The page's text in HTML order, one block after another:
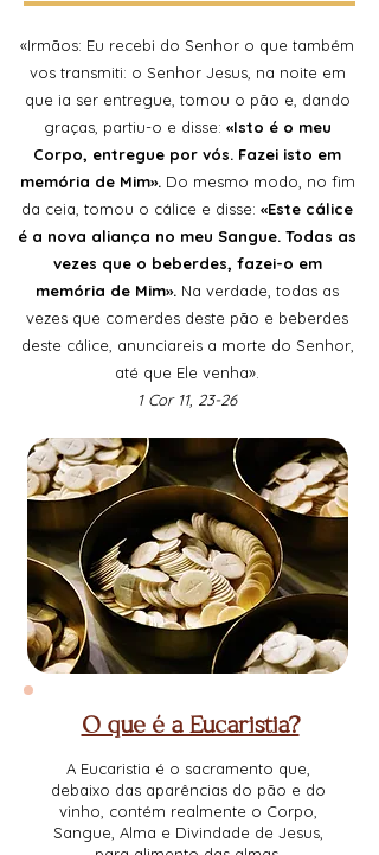
«Irmãos: Eu recebi do Senhor o que também
vos transmiti: o Senhor Jesus, na noite em
que ia ser entregue, tomou o pão e, dando
graças, partiu-o e disse: «Isto é o meu
Corpo, entregue por vós. Fazei isto em
memória de Mim».Do mesmo modo, no fim
da ceia, tomou o cálice e disse: «Este cálice
é a nova aliança no meu Sangue. Todas as
vezes que o beberdes, fazei-o em
memória de Mim». Na verdade, todas as
vezes que comerdes deste pão e beberdes
deste cálice, anunciareis a morte do Senhor,
até que Ele venha».
1 Cor 11, 23-26
O que é a Eucaristia?
A Eucaristia é o sacramento que,
debaixo das aparências do pão e do
vinho, contém realmente o Corpo,
Sangue, Alma e Divindade de Jesus,